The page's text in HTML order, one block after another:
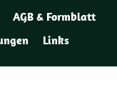
AGB & Formblatt
Links